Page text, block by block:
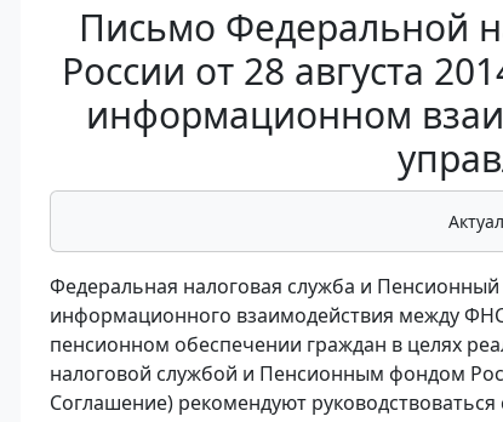
Письмо Федеральной
России от 28 августа
информационном
Федеральная налоговая служба и
информационного взаимодействия между
пенсионном обеспечении граждан в целях
налоговой службой и Пенсионным фондом
Соглашение) рекомендуют